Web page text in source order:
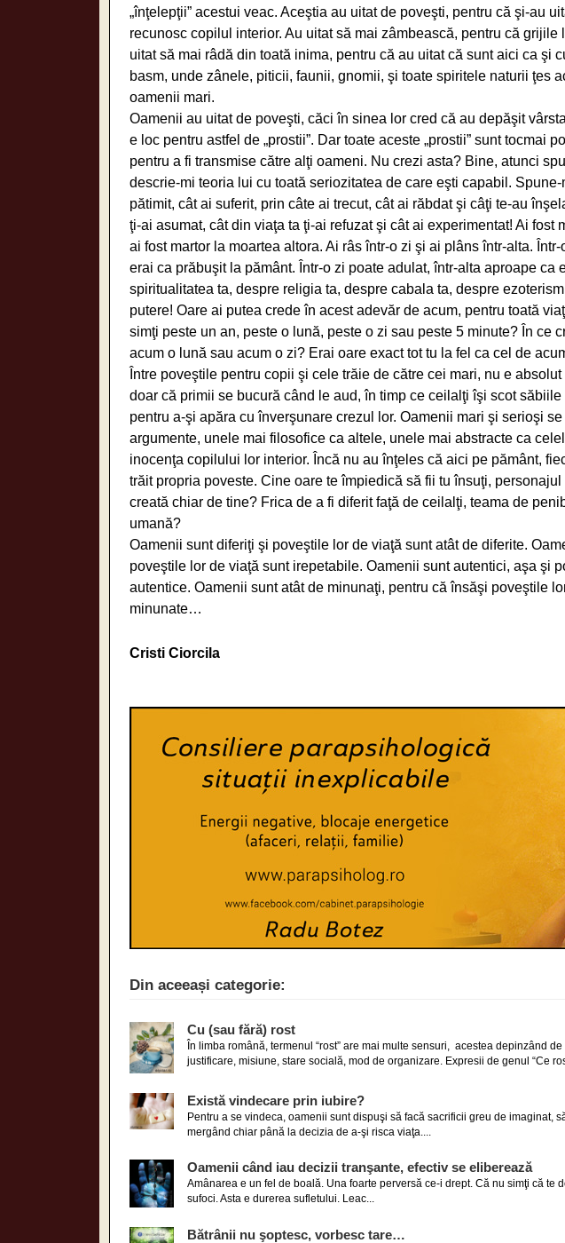
„înţelepţii” acestui veac. Aceştia au uitat de poveşti, pentru că şi-au
recunosc copilul interior. Au uitat să mai zâmbească, pentru că grijile
uitat să mai râdă din toată inima, pentru că au uitat că sunt aici ca şi
basm, unde zânele, piticii, faunii, gnomii, şi toate spiritele naturii ţes
oamenii mari.
Oamenii au uitat de poveşti, căci în sinea lor cred că au depăşit
e loc pentru astfel de „prostii”. Dar toate aceste „prostii” sunt tocmai
pentru a fi transmise către alţi oameni. Nu crezi asta? Bine, atunci
descrie-mi teoria lui cu toată seriozitatea de care eşti capabil.
pătimit, cât ai suferit, prin câte ai trecut, cât ai răbdat şi câţi te-au
ţi-ai asumat, cât din viaţa ta ţi-ai refuzat şi cât ai experimentat! Ai fost
ai fost martor la moartea altora. Ai râs într-o zi şi ai plâns într-alta.
erai ca prăbuşit la pământ. Într-o zi poate adulat, într-alta aproape ca
spiritualitatea ta, despre religia ta, despre cabala ta, despre
putere! Oare ai putea crede în acest adevăr de acum, pentru toată
simţi peste un an, peste o lună, peste o zi sau peste 5 minute? În ce
acum o lună sau acum o zi? Erai oare exact tot tu la fel ca cel de
Între poveştile pentru copii şi cele trăie de către cei mari, nu e
doar că primii se bucură când le aud, în timp ce ceilalţi îşi scot
pentru a-şi apăra cu înverşunare crezul lor. Oamenii mari şi serioşi
argumente, unele mai filosofice ca altele, unele mai abstracte ca
inocenţa copilului lor interior. Încă nu au înţeles că aici pe pământ,
trăit propria poveste. Cine oare te împiedică să fii tu însuţi,
creată chiar de tine? Frica de a fi diferit faţă de ceilalţi, teama de
umană?
Oamenii sunt diferiţi şi poveştile lor de viaţă sunt atât de diferite.
poveştile lor de viaţă sunt irepetabile. Oamenii sunt autentici, aşa şi
autentice. Oamenii sunt atât de minunaţi, pentru că însăşi poveştile
minunate…
Cristi Ciorcila
Din aceeași categorie:
Cu (sau fără) rost
În limba română, termenul “rost” are mai multe sensuri, acestea depinzând
justificare, misiune, stare socială, mod de organizare. Expresii de genul “Ce
Există vindecare prin iubire?
Pentru a se vindeca, oamenii sunt dispuşi să facă sacrificii greu de imaginat,
mergând chiar până la decizia de a-şi risca viaţa....
Oamenii când iau decizii tranşante, efectiv se eliberează
Amânarea e un fel de boală. Una foarte perversă ce-i drept. Că nu simţi că te
sufoci. Asta e durerea sufletului. Leac...
Bătrânii nu şoptesc, vorbesc tare…